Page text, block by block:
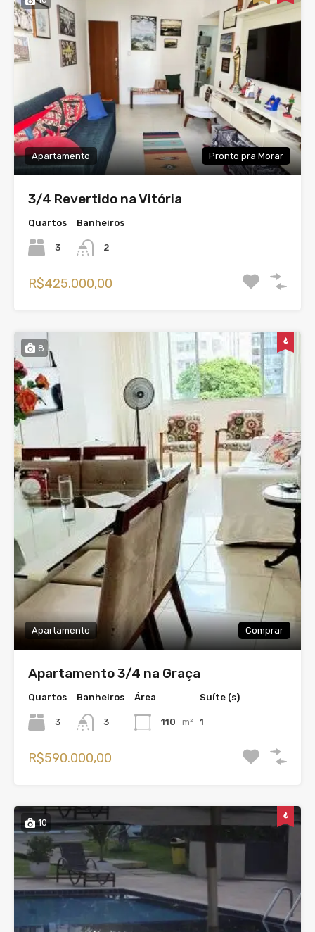
Apartamento Pronto pra Morar
3/4 Revertido na Vitória
Quartos
3
Banheiros
2
R$425.000,00
8
Apartamento Comprar
Apartamento 3/4 na Graça
Quartos
3
Banheiros
3
Área
110 m²
Suíte (s)
1
R$590.000,00
10